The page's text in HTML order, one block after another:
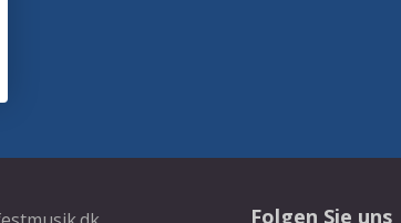
Folgen Sie uns